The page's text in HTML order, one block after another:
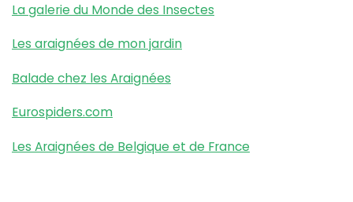
La galerie du Monde des Insectes
Les araignées de mon jardin
Balade chez les Araignées
Eurospiders.com
Les Araignées de Belgique et de France